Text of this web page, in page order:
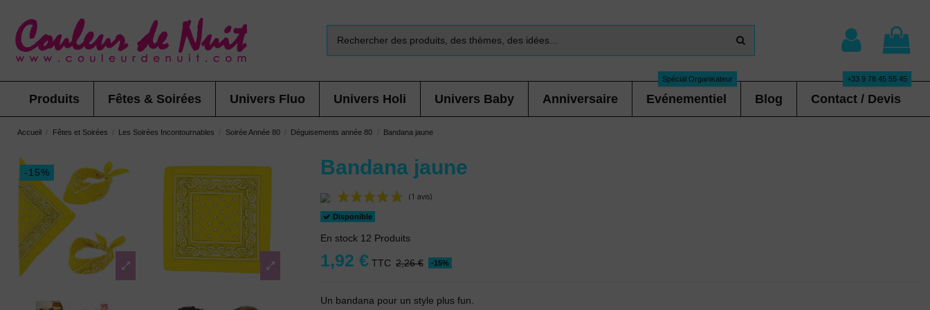
Produits Fêtes & Soirées Univers Fluo Univers Holi Univers Baby Anniversaire Evénementiel
Spécial Organisateur
Blog Contact / Devis
+33 9 78 45 55 45
Accueil Fêtes et Soirées Les Soirées Incontournables Soirée Année 80 Déguisements année 80 Bandana jaune
-15% Bandana jaune
Disponible
En stock 12 Produits
1,92 € TTC 2,26 € -15%
Un bandana pour un style plus fun.